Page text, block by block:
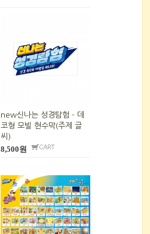
new신나는 성경탐험 - 데
코형 모빌 현수막(주제 글
씨)
8,500원